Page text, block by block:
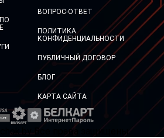
ВОПРОС-ОТВЕТ
ПОЛИТИКА
КОНФИДЕНЦИАЛЬНОСТИ
ПУБЛИЧНЫЙ ДОГОВОР
БЛОГ
КАРТА САЙТА
Все права защищены.